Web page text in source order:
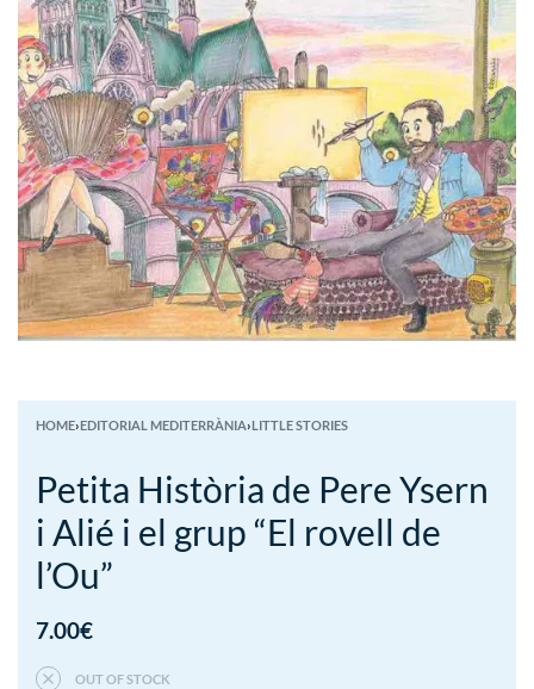
HOME›EDITORIAL MEDITERRÀNIA›LITTLE STORIES
Petita Història de Pere Ysern
i Alié i el grup “El rovell de
l’Ou”
7.00€
OUT OF STOCK